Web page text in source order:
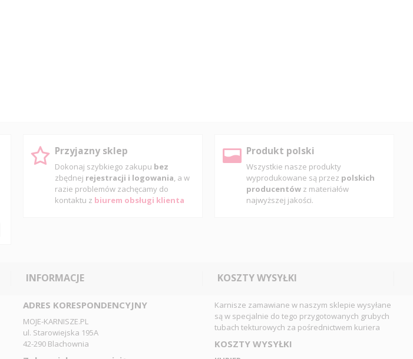
Przyjazny sklep
Dokonaj szybkiego zakupu bez
zbędnej rejestracji i logowania, a w
razie problemów zachęcamy do
kontaktu z biurem obsługi klienta
Produkt polski
Wszystkie nasze produkty
wyprodukowane są przez polskich
producentów z materiałów
najwyższej jakości.
INFORMACJE
ADRES KORESPONDENCYJNY
MOJE-KARNISZE.PL
ul. Starowiejska 195A
42-290 Blachownia
KOSZTY WYSYŁKI
Karnisze zamawiane w naszym sklepie wysyłane
są w specjalnie do tego przygotowanych grubych
tubach tekturowych za pośrednictwem kuriera
KOSZTY WYSYŁKI